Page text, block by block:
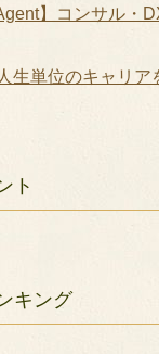
】コンサル・
生単位のキャリア
ト
キング